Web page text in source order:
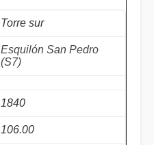
Torre sur
Esquilón San Pedro
(S7)
1840
106.00